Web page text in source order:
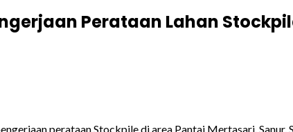
Perataan Lahan
perataan Stockpile di area Pantai Mertasari,